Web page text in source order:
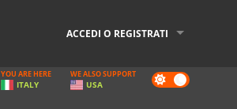
ACCEDI O REGISTRATI
Dark
mode
YOU ARE HERE
ITALY
WE ALSO SUPPORT
USA